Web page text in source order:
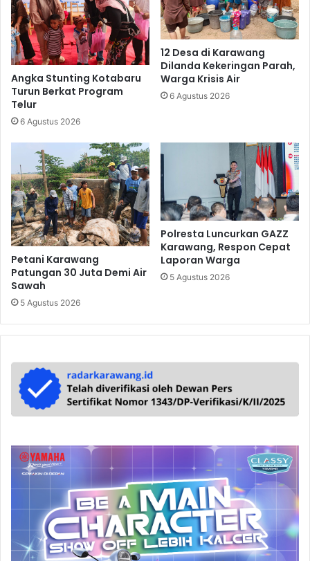
Angka Stunting Kotabaru
Turun Berkat Program
Telur
6 Agustus 2026
12 Desa di Karawang
Dilanda Kekeringan Parah,
Warga Krisis Air
6 Agustus 2026
Petani Karawang
Patungan 30 Juta Demi Air
Sawah
5 Agustus 2026
Polresta Luncurkan GAZZ
Karawang, Respon Cepat
Laporan Warga
5 Agustus 2026